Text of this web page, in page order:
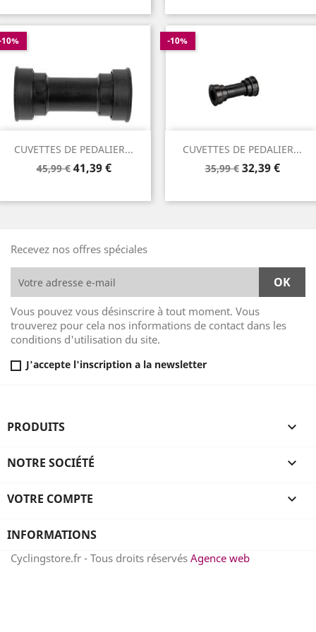
CUVETTES DE PEDALIER...
Prix
45,99 € Prix
41,39 €
CUVETTES DE PEDALIER...
Prix
35,99 €
-10%
Prix
32,39 €
Recevez nos offres spéciales
Vous pouvez vous désinscrire à tout moment. Vous
trouverez pour cela nos informations de contact dans les
conditions d'utilisation du site.
J'accepte l'inscription a la newsletter
PRODUITS 
NOTRE SOCIÉTÉ 
VOTRE COMPTE 
INFORMATIONS
Cyclingstore.fr - Tous droits réservés Agence web